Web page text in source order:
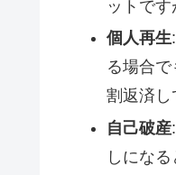
ットで
個人再生
る場合
割返済し
自己破産
しにな